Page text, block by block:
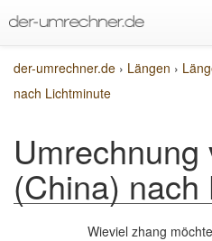
der-umrechner.de › Längen ›
nach Lichtminute
Umrechnung
(China) nach
Wieviel zhang